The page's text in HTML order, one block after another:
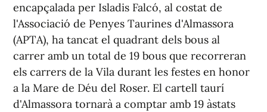
encapçalada per Isladis Falcó, al costat de
l'Associació de Penyes Taurines d'Almassora
(APTA), ha tancat el quadrant dels bous al
carrer amb un total de 19 bous que recorreran
els carrers de la Vila durant les festes en honor
a la Mare de Déu del Roser. El cartell taurí
d'Almassora tornarà a comptar amb 19 àstats